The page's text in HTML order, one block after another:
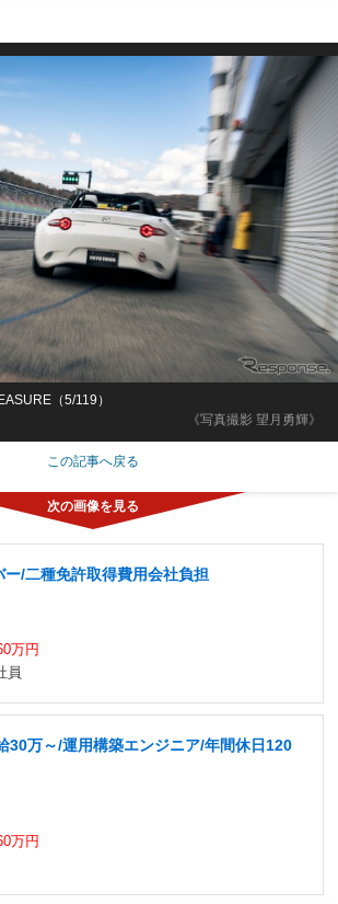
《写真撮影 望月勇輝》
（5/119）
この記事へ戻る
ー/二種免許取得費用会社負担
万円
員
30万～/運用構築エンジニア/年間休日120
万円